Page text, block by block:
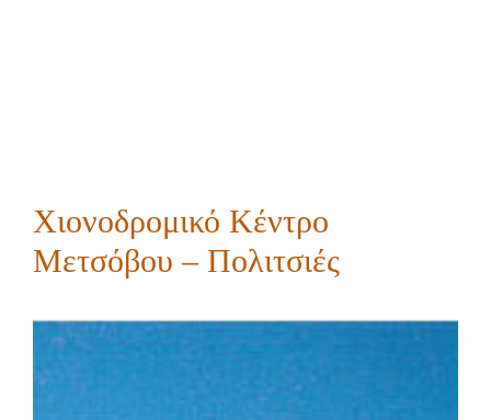
Χιονοδρομικό Κέντρο
Μετσόβου – Πολιτσιές